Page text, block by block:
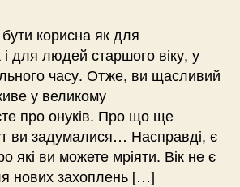
корисна як для
і для людей старшого віку, у
часу. Отже, ви щасливий
у великому
про онуків. Про що ще
ви задумалися… Насправді, є
які ви можете мріяти. Вік не є
нових захоплень […]